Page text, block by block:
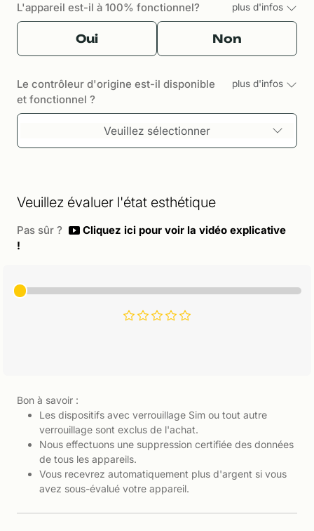
L'appareil est-il à 100% fonctionnel? plus d'infos
Oui Non
Le contrôleur d'origine est-il disponible
et fonctionnel ?
plus d'infos
Veuillez sélectionner
Veuillez évaluer l'état esthétique
Pas sûr ?
Cliquez ici pour voir la vidéo explicative
!
Bon à savoir :
Les dispositifs avec verrouillage Sim ou tout autre
verrouillage sont exclus de l'achat.
Nous effectuons une suppression certifiée des données
de tous les appareils.
Vous recevrez automatiquement plus d'argent si vous
avez sous-évalué votre appareil.